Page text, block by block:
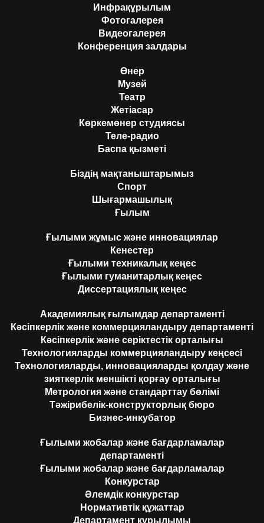
Инфрақұрылым
Фотогалерея
Видеогалерея
Конференция залдары
Өнер
Музей
Театр
Жетіасар
Көркемөнер студиясы
Теле-радио
Баспа қызметі
Біздің мақтаныштарымыз
Спорт
Шығармашылық
Ғылым
Ғылыми жұмыс және инновациялар
Кенестер
Ғылыми техникалық кеңес
Ғылыми гуманитарлық кеңес
Диссертациялық кеңес
Академиялық ғылымдар департаменті
Кәсіпкерлік және коммерцияландыру департаменті
Кәсіпкерлік және серіктестік орталығы
Технологияларды коммерцияландыру кеңсесі
Технологияларды, инновацияларды қолдау және
зияткерлік меншікті қорғау орталығы
Метрология және стандарттау бөлімі
Тәжірибелік-конструкторлық бюро
Бизнес-инкубатор
Ғылыми жобалар және бағдарламалар
департаменті
Ғылыми жобалар және бағдарламалар
Конкурстар
Әлемдік конкурстар
Нормативтік құжаттар
Департамент құрылымы